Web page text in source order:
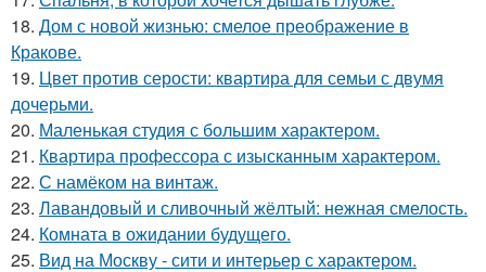
18. Дом с новой жизнью: смелое преображение в
Кракове.
19. Цвет против серости: квартира для семьи с двумя
дочерьми.
20. Маленькая студия с большим характером.
21. Квартира профессора с изысканным характером.
22. С намёком на винтаж.
23. Лавандовый и сливочный жёлтый: нежная смелость.
24. Комната в ожидании будущего.
25. Вид на Москву - сити и интерьер с характером.